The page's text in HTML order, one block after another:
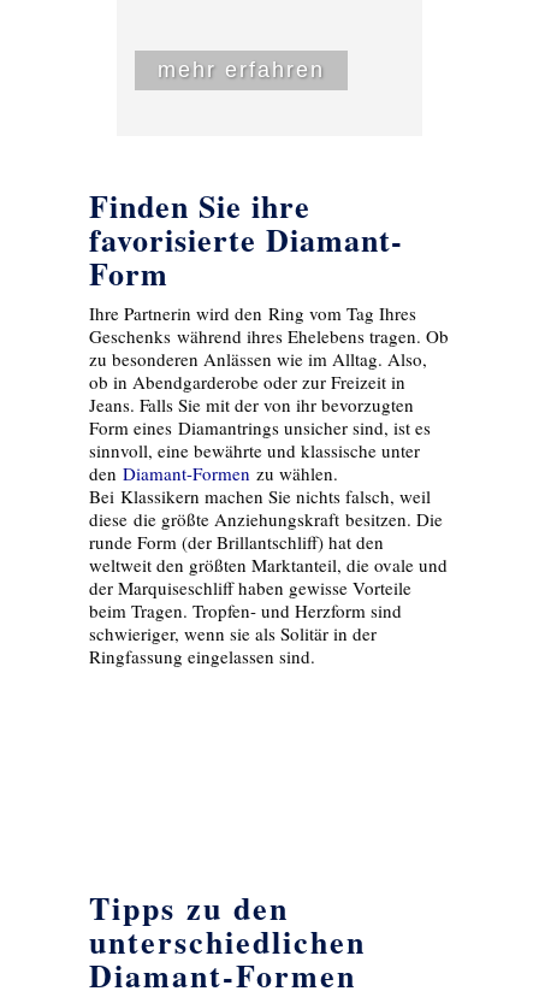
mehr erfahren
Finden Sie ihre
favorisierte Diamant-
Form
Ihre Partnerin wird den Ring vom Tag Ihres
Geschenks während ihres Ehelebens tragen. Ob
zu besonderen Anlässen wie im Alltag. Also,
ob in Abendgarderobe oder zur Freizeit in
Jeans. Falls Sie mit der von ihr bevorzugten
Form eines Diamantrings unsicher sind, ist es
sinnvoll, eine bewährte und klassische unter
den Diamant-Formen zu wählen.
Bei Klassikern machen Sie nichts falsch, weil
diese die größte Anziehungskraft besitzen. Die
runde Form (der Brillantschliff) hat den
weltweit den größten Marktanteil, die ovale und
der Marquiseschliff haben gewisse Vorteile
beim Tragen. Tropfen- und Herzform sind
schwieriger, wenn sie als Solitär in der
Ringfassung eingelassen sind.
Tipps zu den
unterschiedlichen
Diamant-Formen